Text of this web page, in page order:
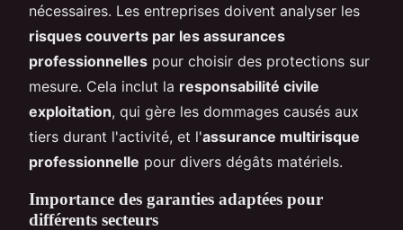
nécessaires. Les entreprises doivent analyser les
risques couverts par les assurances
professionnelles pour choisir des protections sur
mesure. Cela inclut la responsabilité civile
exploitation, qui gère les dommages causés aux
tiers durant l'activité, et l'assurance multirisque
professionnelle pour divers dégâts matériels.
Importance des garanties adaptées pour
différents secteurs